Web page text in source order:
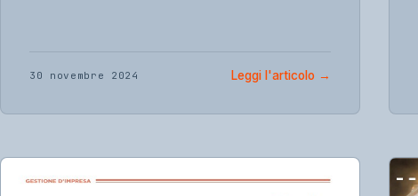
30 novembre 2024 Leggi l'articolo →